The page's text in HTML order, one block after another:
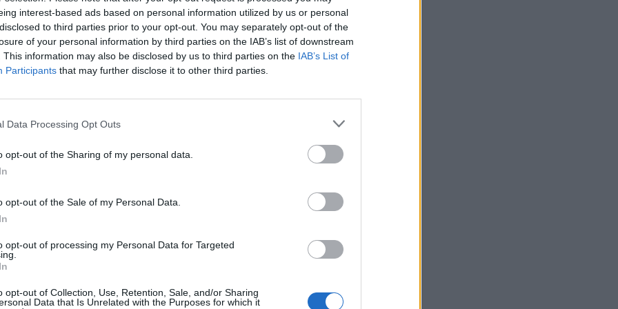
interest-based ads based on personal information utilized by us or personal
to third parties prior to your opt-out. You may separately opt-out of the
of your personal information by third parties on the IAB’s list of downstream
This information may also be disclosed by us to third parties on the IAB’s List of
Participants that may further disclose it to other third parties.
Data Processing Opt Outs
opt-out of the Sharing of my personal data.
opt-out of the Sale of my Personal Data.
opt-out of processing my Personal Data for Targeted
opt-out of Collection, Use, Retention, Sale, and/or Sharing
Data that Is Unrelated with the Purposes for which it
χωρίς ήχο, ενώοι διαδηλωτές φώναζαν
με την κόκκινη μπογιά,μαζί με άλλα μέλη
during an attempt to lay flowers at
doused with red paint
May 9, 2022